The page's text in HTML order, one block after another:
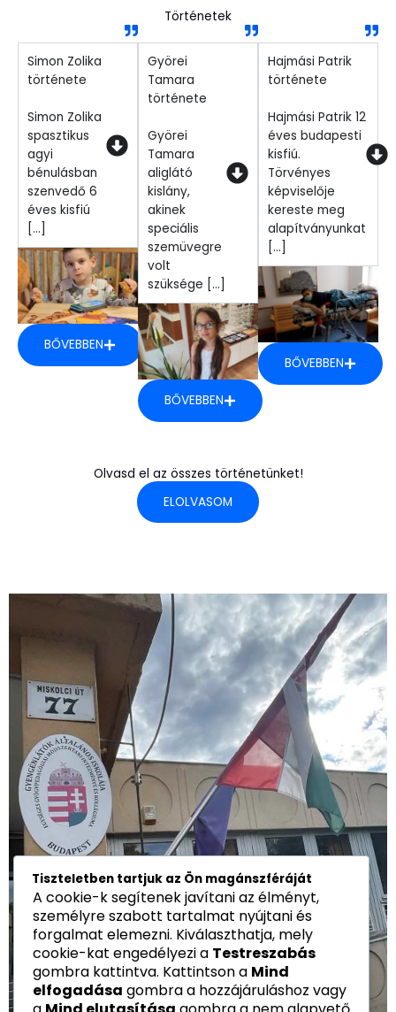
Történetek
Simon Zolika
története
Simon Zolika
spasztikus
agyi
bénulásban
szenvedő 6
éves kisfiú
[...]
BŐVEBBEN
Györei
Tamara
története
Györei
Tamara
aliglátó
kislány,
akinek
speciális
szemüvegre
volt
szüksége [...]
BŐVEBBEN
Hajmási Patrik
története
Hajmási Patrik 12
éves budapesti
kisfiú.
Törvényes
képviselője
kereste meg
alapítványunkat
[...]
BŐVEBBEN
Olvasd el az összes történetünket!
ELOLVASOM
Tiszteletben tartjuk az Ön magánszféráját
A cookie-k segítenek javítani az élményt,
személyre szabott tartalmat nyújtani és
forgalmat elemezni. Kiválaszthatja, mely
cookie-kat engedélyezi a Testreszabás
gombra kattintva. Kattintson a Mind
elfogadása gombra a hozzájáruláshoz vagy